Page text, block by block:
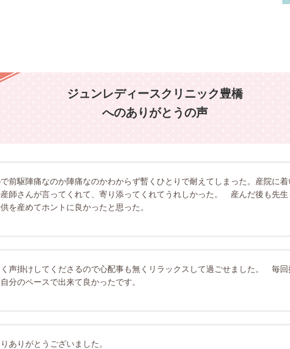
ジュンレディースクリニック豊橋
へのありがとうの声
前駆陣痛なのか陣痛なのかわからず暫くひとりで耐えてしまった。産院に
師さんが言ってくれて、寄り添ってくれてうれしかった。 産んだ後も先
を産めてホントに良かったと思った。
声掛けしてくださるので心配事も無くリラックスして過ごせました。 毎
分のペースで出来て良かったです。
ありがとうございました。